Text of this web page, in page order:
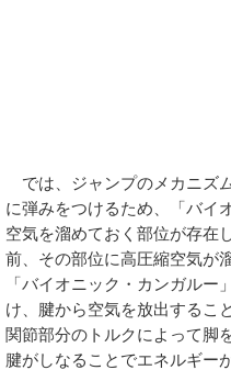
では、ジャンプのメカニズ
に弾みをつけるため、「バイ
空気を溜めておく部位が存在
前、その部位に高圧縮空気が
「バイオニック・カンガル
け、腱から空気を放出するこ
関節部分のトルクによって脚
腱がしなることでエネルギー